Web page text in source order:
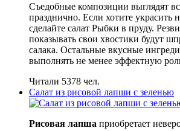
Съедобные композиции выглядят
празднично. Если хотите украсить
сделайте салат Рыбки в пруду.
показывать свои хвостики будут
салака. Остальные вкусные
выполнять не менее эффектную
Читали 5378 чел.
Салат из рисовой лапши с зеленью
Рисовая лапша приобретает